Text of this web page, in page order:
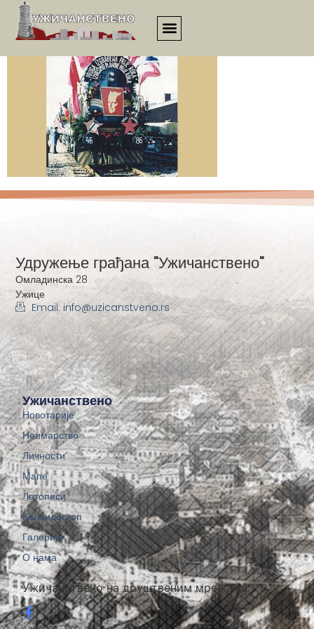
1386
Ужичанствено на друштвеним мрежама:
Ужичанствено
Новотарије
Неимарство
Личности
Мапе
Летописи
Калеидоскоп
Галерије
О нама
Удружење грађана "Ужичанствено"
Омладинска 28
Ужице
Email: info@uzicanstveno.rs